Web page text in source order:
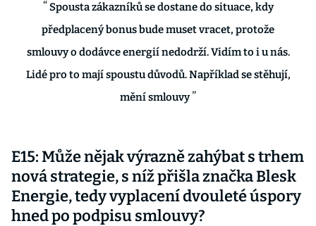
Spousta zákazníků se dostane do situace, kdy
předplacený bonus bude muset vracet, protože
smlouvy o dodávce energií nedodrží. Vidím to i u nás.
Lidé pro to mají spoustu důvodů. Například se stěhují,
mění smlouvy
E15: Může nějak výrazně zahýbat s trhem
nová strategie, s níž přišla značka Blesk
Energie, tedy vyplacení dvouleté úspory
hned po podpisu smlouvy?